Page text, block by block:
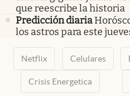
que reescribe la historia
Predicción diaria
los astros para este
Netflix Celulares
Crisis Energetica